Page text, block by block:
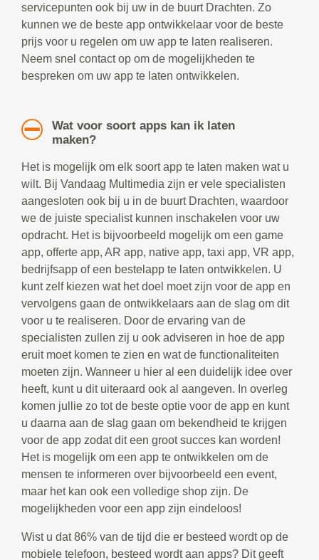
servicepunten ook bij uw in de buurt Drachten. Zo
kunnen we de beste app ontwikkelaar voor de beste
prijs voor u regelen om uw app te laten realiseren.
Neem snel contact op om de mogelijkheden te
bespreken om uw app te laten ontwikkelen.
Wat voor soort apps kan ik laten
maken?
Het is mogelijk om elk soort app te laten maken wat u
wilt. Bij Vandaag Multimedia zijn er vele specialisten
aangesloten ook bij u in de buurt Drachten, waardoor
we de juiste specialist kunnen inschakelen voor uw
opdracht. Het is bijvoorbeeld mogelijk om een game
app, offerte app, AR app, native app, taxi app, VR app,
bedrijfsapp of een bestelapp te laten ontwikkelen. U
kunt zelf kiezen wat het doel moet zijn voor de app en
vervolgens gaan de ontwikkelaars aan de slag om dit
voor u te realiseren. Door de ervaring van de
specialisten zullen zij u ook adviseren in hoe de app
eruit moet komen te zien en wat de functionaliteiten
moeten zijn. Wanneer u hier al een duidelijk idee over
heeft, kunt u dit uiteraard ook al aangeven. In overleg
komen jullie zo tot de beste optie voor de app en kunt
u daarna aan de slag gaan om bekendheid te krijgen
voor de app zodat dit een groot succes kan worden!
Het is mogelijk om een app te ontwikkelen om de
mensen te informeren over bijvoorbeeld een event,
maar het kan ook een volledige shop zijn. De
mogelijkheden voor een app zijn eindeloos!
Wist u dat 86% van de tijd die er besteed wordt op de
mobiele telefoon, besteed wordt aan apps? Dit geeft